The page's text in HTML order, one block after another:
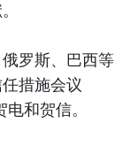
罗斯、巴西等
措施会议
和贺信。